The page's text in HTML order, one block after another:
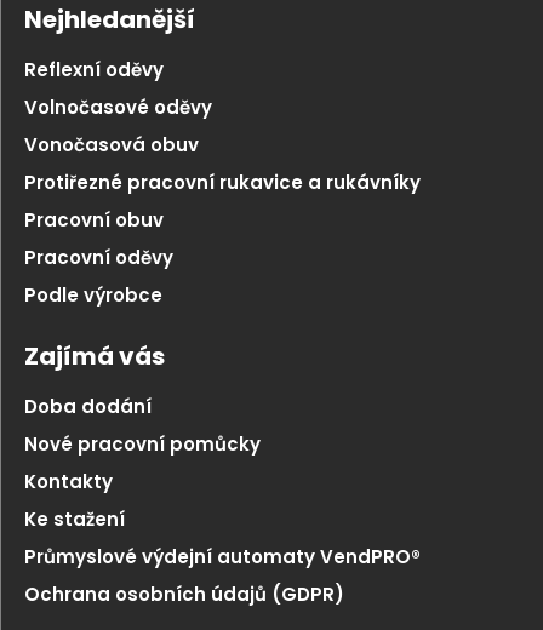
Nejhledanější
Reflexní oděvy
Volnočasové oděvy
Vonočasová obuv
Protiřezné pracovní rukavice a rukávníky
Pracovní obuv
Pracovní oděvy
Podle výrobce
Zajímá vás
Doba dodání
Nové pracovní pomůcky
Kontakty
Ke stažení
Průmyslové výdejní automaty VendPRO®
Ochrana osobních údajů (GDPR)